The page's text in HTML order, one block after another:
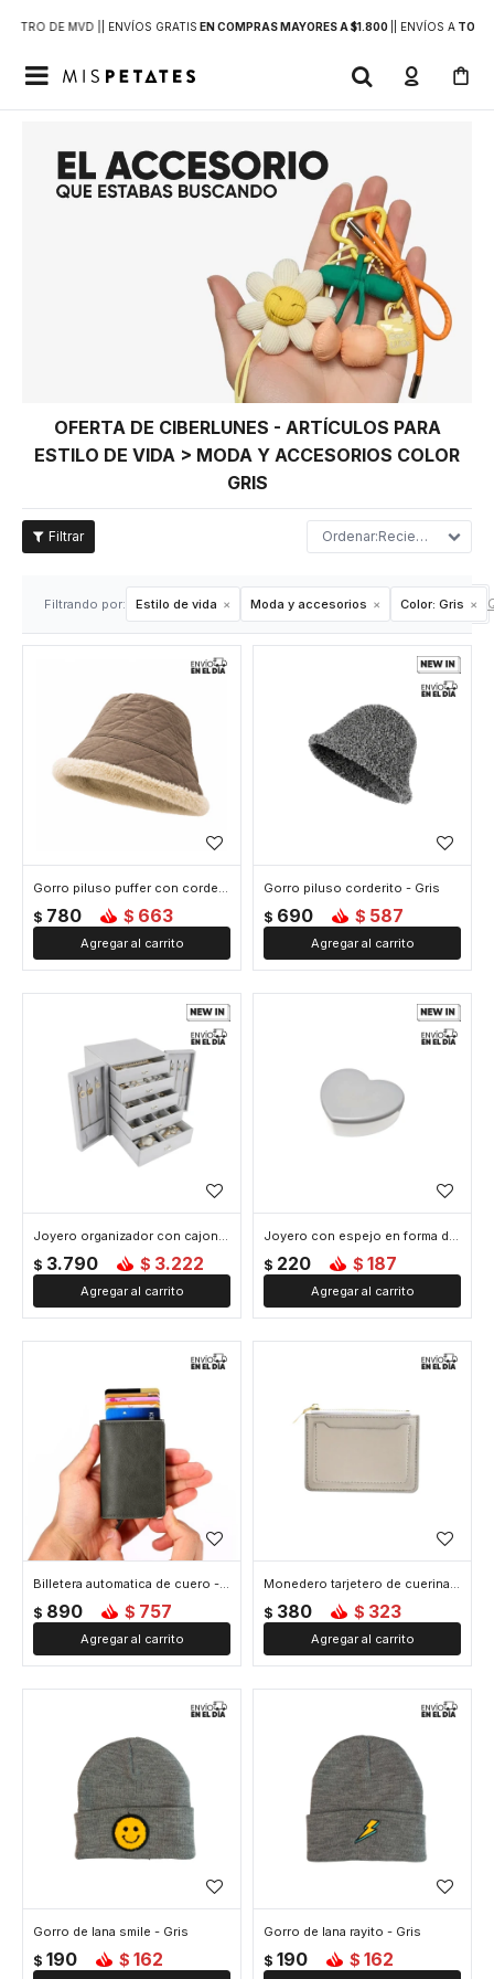
DE MVD | | ENVÍOS GRATIS EN COMPRAS MAYORES A $1.800 | ENVÍOS ATODO

OFERTA DE CIBERLUNES - ARTÍCULOS PARA
ESTILO DE VIDA > MODA Y ACCESORIOS COLOR
GRIS
Recientes
Filtrando por: Estilo de vida Moda y accesorios Color: Gris
Gorro piluso puffer con corderito - Gris
$ 780 $ 663
Gorro piluso corderito - Gris
$ 690 $ 587
Joyero organizador con cajones y puertitas - 21x17x24cm - Gris
$ 3.790 $ 3.222
Joyero con espejo en forma de corazon - 10x9x3cm - Gris
$ 220 $ 187
Billetera automatica de cuero - Gris
$ 890 $ 757
Monedero tarjetero de cuerina - Gris
$ 380 $ 323
Gorro de lana smile - Gris
$ 190 $ 162
Gorro de lana rayito - Gris
$ 190 $ 162